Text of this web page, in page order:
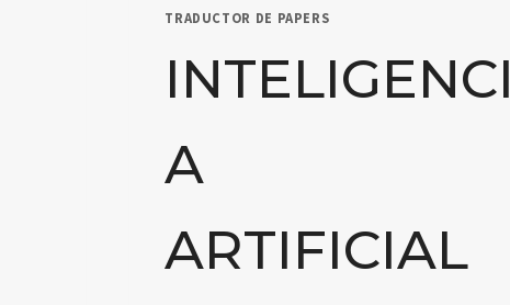
TRADUCTOR DE PAPERS
INTELIGENCI
A
ARTIFICIAL